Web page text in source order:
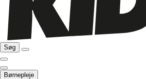
Søg
Børnepleje